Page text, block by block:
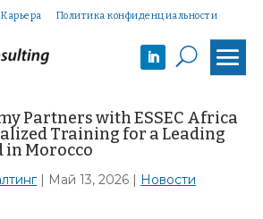
Карьера Политика конфиденциальности
U
Partners with ESSEC Africa
Training for a Leading
in Morocco
| Май 13, 2026 | Новости